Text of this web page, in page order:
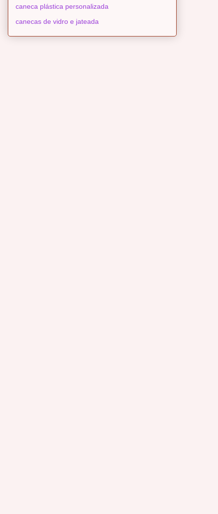
caneca plástica personalizada
canecas de vidro e jateada